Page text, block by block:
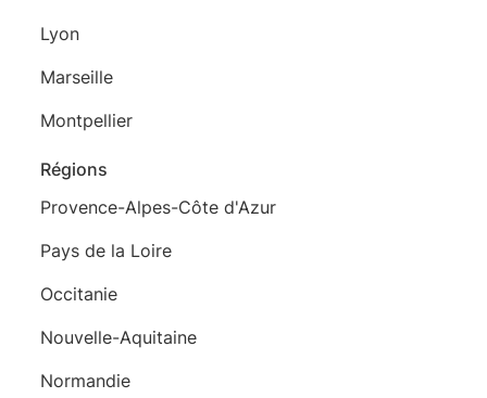
Lyon
Marseille
Montpellier
Régions
Provence-Alpes-Côte d'Azur
Pays de la Loire
Occitanie
Nouvelle-Aquitaine
Normandie